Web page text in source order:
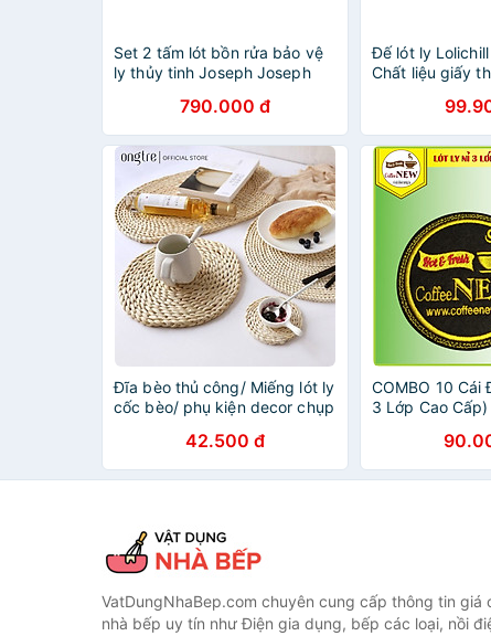
Set 2 tấm lót bồn rửa bảo vệ
ly thủy tinh Joseph Joseph
790.000 đ
Đế lót ly
Chất liệu giấy
Sống xanh ăn
Đĩa bèo thủ công/ Miếng lót ly
cốc bèo/ phụ kiện decor chụp
12/20/30/37/50cm | ongtre
(Vietnam)
42.500 đ
COMBO 10 Cái
3 Lớp Cao
9cm - Thấm
Nhỏ, gọn,
VatDungNhaBep.com chuyên cung cấp thông tin giá
nhà bếp uy tín như Điện gia dụng, bếp các loại, nồi